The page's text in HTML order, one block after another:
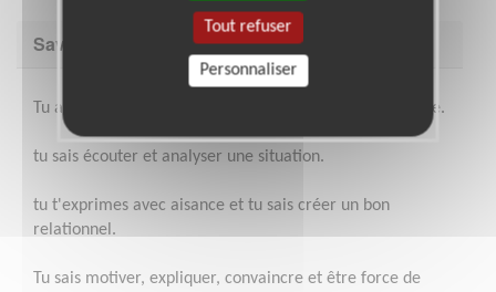
Savoir être & compétences
Tu aimes le sport et tu aimes partager ton enthousiasme.
tu sais écouter et analyser une situation.
tu t'exprimes avec aisance et tu sais créer un bon
relationnel.
Tu sais motiver, expliquer, convaincre et être force de
Tout refuser
Personnaliser